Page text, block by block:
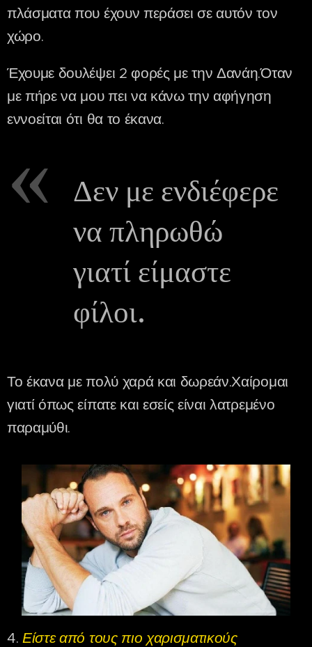
πλάσματα που έχουν περάσει σε αυτόν τον
χώρο.
Έχουμε δουλέψει 2 φορές με την Δανάη.Όταν
με πήρε να μου πει να κάνω την αφήγηση
εννοείται ότι θα το έκανα.
Δεν με ενδιέφερε
να πληρωθώ
γιατί είμαστε
φίλοι.
Το έκανα με πολύ χαρά και δωρεάν.Χαίρομαι
γιατί όπως είπατε και εσείς είναι λατρεμένο
παραμύθι.
4.Είστε από τους πιο χαρισματικούς